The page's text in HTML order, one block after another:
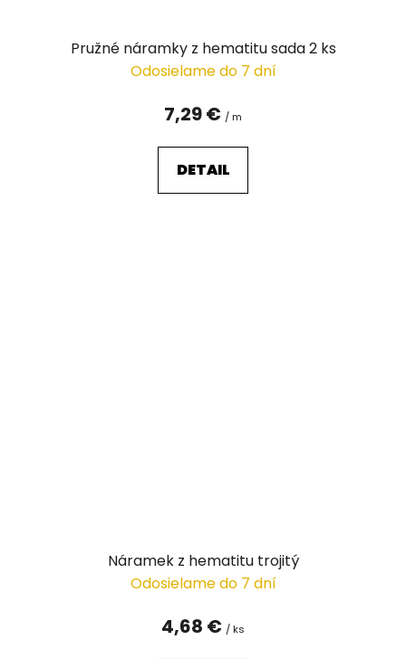
Pružné náramky z hematitu sada 2 ks
Odosielame do 7 dní
7,29 € / m
DETAIL
Náramek z hematitu trojitý
Odosielame do 7 dní
4,68 € / ks